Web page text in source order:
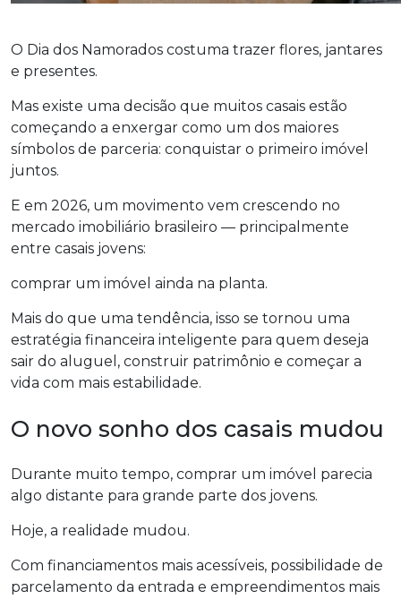
O Dia dos Namorados costuma trazer flores, jantares
e presentes.
Mas existe uma decisão que muitos casais estão
começando a enxergar como um dos maiores
símbolos de parceria: conquistar o primeiro imóvel
juntos.
E em 2026, um movimento vem crescendo no
mercado imobiliário brasileiro — principalmente
entre casais jovens:
comprar um imóvel ainda na planta.
Mais do que uma tendência, isso se tornou uma
estratégia financeira inteligente para quem deseja
sair do aluguel, construir patrimônio e começar a
vida com mais estabilidade.
O novo sonho dos casais mudou
Durante muito tempo, comprar um imóvel parecia
algo distante para grande parte dos jovens.
Hoje, a realidade mudou.
Com financiamentos mais acessíveis, possibilidade de
parcelamento da entrada e empreendimentos mais